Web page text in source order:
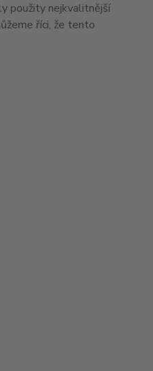
použity nejkvalitnější
říci, že tento